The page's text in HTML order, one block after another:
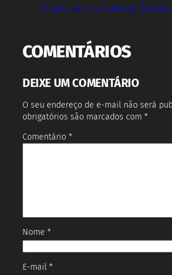
O que são as Guerras
COMENTÁRIOS
DEIXE UM COMENTÁRIO
O seu endereço de e-mail não será
obrigatórios são marcados com *
Comentário *
Nome *
E-mail *